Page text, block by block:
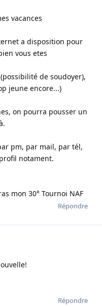
vacances
a disposition pour
vous etes
de soudoyer),
jeune encore...)
on pourra pousser un
pm, par mail, par tél,
notament.
mon 30° Tournoi NAF
Répondre
Répondre